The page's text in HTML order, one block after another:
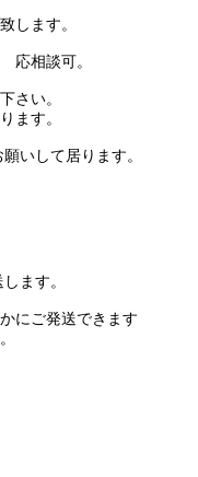
します。
応相談可。
さい。
ます。
いして居ります。
ます。
にご発送できます